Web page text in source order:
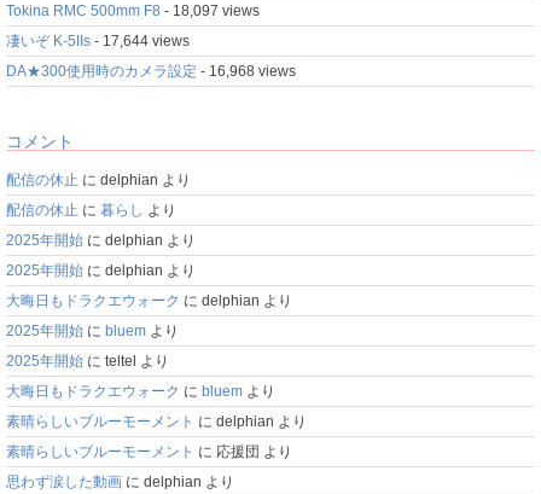
Tokina RMC 500mm F8 - 18,097 views
凄いぞ K-5IIs - 17,644 views
DA★300使用時のカメラ設定 - 16,968 views
コメント
配信の休止 に delphian より
配信の休止 に 暮らし より
2025年開始 に delphian より
2025年開始 に delphian より
大晦日もドラクエウォーク に delphian より
2025年開始 に bluem より
2025年開始 に teltel より
大晦日もドラクエウォーク に bluem より
素晴らしいブルーモーメント に delphian より
素晴らしいブルーモーメント に 応援団 より
思わず涙した動画 に delphian より